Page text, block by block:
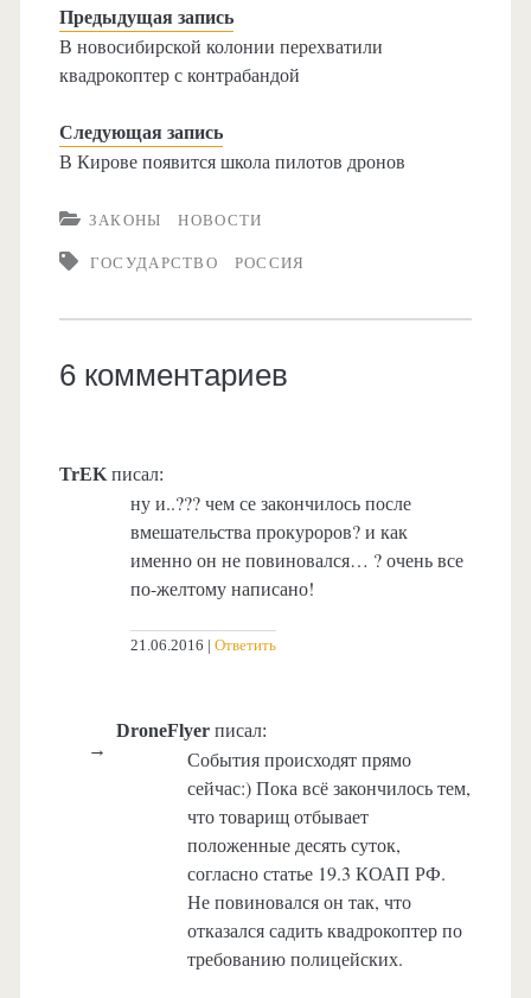
Предыдущая запись
В новосибирской колонии перехватили
квадрокоптер с контрабандой
Следующая запись
В Кирове появится школа пилотов дронов
ЗАКОНЫ
НОВОСТИ
ГОСУДАРСТВО
РОССИЯ
6 комментариев
TrEK писал:
ну и..??? чем се закончилось после
вмешательства прокуроров? и как
именно он не повиновался… ? очень все
по-желтому написано!
21.06.2016 Ответить
DroneFlyer писал:
События происходят прямо
сейчас:) Пока всё закончилось тем,
что товарищ отбывает
положенные десять суток,
согласно статье 19.3 КОАП РФ.
Не повиновался он так, что
отказался садить квадрокоптер по
требованию полицейских.